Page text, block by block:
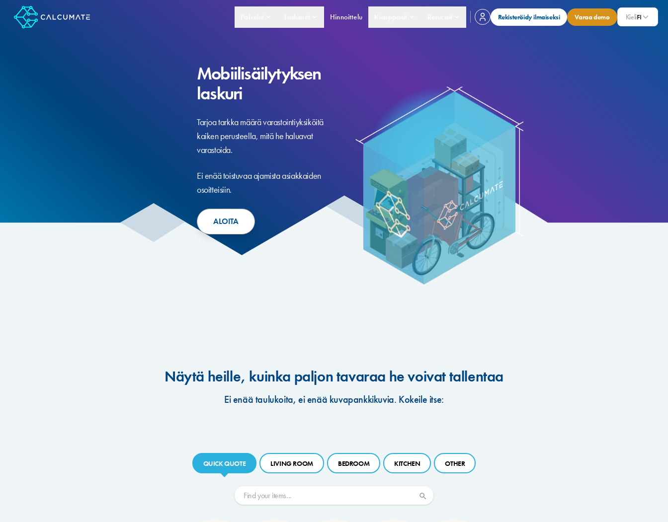
Hinnoittelu Rekisteröidy ilmaiseksi Varaa demo KieliFI
Mobiilisäilytyksen
laskuri
Tarjoa tarkka määrä varastointiyksiköitä
kaiken perusteella, mitä he haluavat
varastoida.
Ei enää toistuvaa ajamista asiakkaiden
osoitteisiin.
ALOITA
Näytä heille, kuinka paljon tavaraa he voivat tallentaa
Ei enää taulukoita, ei enää kuvapankkikuvia. Kokeile itse:
QUICK QUOTE LIVING ROOM BEDROOM KITCHEN OTHER